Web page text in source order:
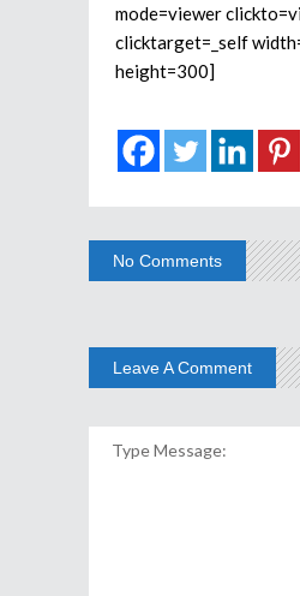
mode=viewer
clicktarget=_self
height=300]
No Comments
Leave A Comment